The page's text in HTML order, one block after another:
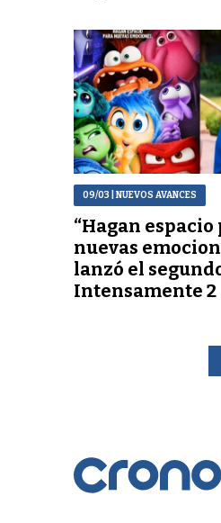
09/03 | NUEVOS AVANCES
“Hagan espacio
nuevas
lanzó el
Intensamente 2